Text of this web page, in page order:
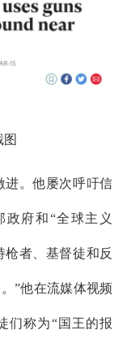
图
进。他屡次呼吁信
府和“全球主义
枪者、基督徒和反
”他在流媒体视频
们称为“国王的报